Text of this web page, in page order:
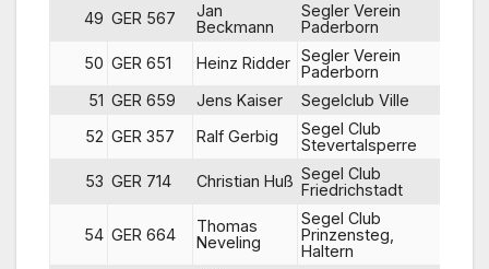
49 GER 567
Jan
Beckmann
Segler Verein
Paderborn
50 GER 651 Heinz Ridder Segler Verein
Paderborn
51 GER 659 Jens Kaiser Segelclub Ville
52 GER 357 Ralf Gerbig
Segel Club
Stevertalsperre
53 GER 714 Christian Huß Segel Club
Friedrichstadt
54 GER 664
Thomas
Neveling
Segel Club
Prinzensteg,
Haltern